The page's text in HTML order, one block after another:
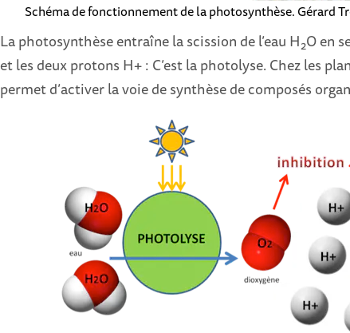
Schéma de fonctionnement de la photosynthèse.Gérard
La photosynthèse entraîne la scission de l’eau H2O en
et les deux protons H+ : C’est la photolyse. Chez les
permet d’activer la voie de synthèse de composés